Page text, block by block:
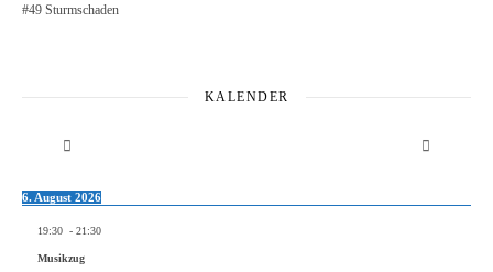
#49 Sturmschaden
KALENDER
6. August 2026
19:30 - 21:30
Musikzug